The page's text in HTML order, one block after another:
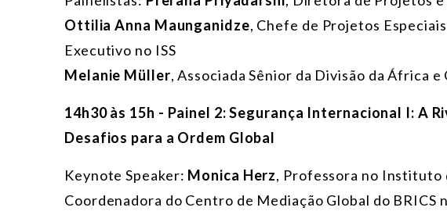
Ottilia Anna Maunganidze, Chefe de Projetos
Executivo no ISS
Melanie Müller, Associada Sênior da Divisão da África
14h30 às 15h - Painel 2: Segurança Internacional I: A
Desafios para a Ordem Global
Keynote Speaker: Monica Herz, Professora no Instituto
Coordenadora do Centro de Mediação Global do BRICS